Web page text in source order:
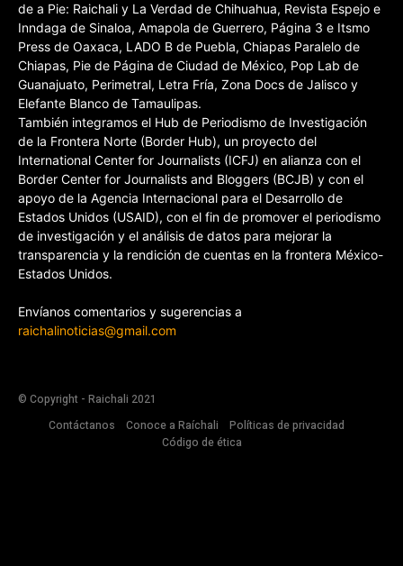
de a Pie: Raichali y La Verdad de Chihuahua, Revista Espejo e
Inndaga de Sinaloa, Amapola de Guerrero, Página 3 e Itsmo
Press de Oaxaca, LADO B de Puebla, Chiapas Paralelo de
Chiapas, Pie de Página de Ciudad de México, Pop Lab de
Guanajuato, Perimetral, Letra Fría, Zona Docs de Jalisco y
Elefante Blanco de Tamaulipas.
También integramos el Hub de Periodismo de Investigación
de la Frontera Norte (Border Hub), un proyecto del
International Center for Journalists (ICFJ) en alianza con el
Border Center for Journalists and Bloggers (BCJB) y con el
apoyo de la Agencia Internacional para el Desarrollo de
Estados Unidos (USAID), con el fin de promover el periodismo
de investigación y el análisis de datos para mejorar la
transparencia y la rendición de cuentas en la frontera México-
Estados Unidos.
Envíanos comentarios y sugerencias a
raichalinoticias@gmail.com
© Copyright - Raichali 2021
Contáctanos
Conoce a Raíchali
Políticas de privacidad
Código de ética